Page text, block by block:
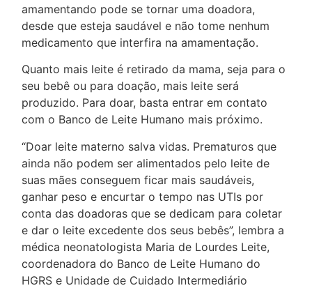
amamentando pode se tornar uma doadora,
desde que esteja saudável e não tome nenhum
medicamento que interfira na amamentação.
Quanto mais leite é retirado da mama, seja para o
seu bebê ou para doação, mais leite será
produzido. Para doar, basta entrar em contato
com o Banco de Leite Humano mais próximo.
“Doar leite materno salva vidas. Prematuros que
ainda não podem ser alimentados pelo leite de
suas mães conseguem ficar mais saudáveis,
ganhar peso e encurtar o tempo nas UTIs por
conta das doadoras que se dedicam para coletar
e dar o leite excedente dos seus bebês”, lembra a
médica neonatologista Maria de Lourdes Leite,
coordenadora do Banco de Leite Humano do
HGRS e Unidade de Cuidado Intermediário